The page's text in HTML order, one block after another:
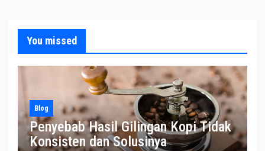
You missed
Blog
Penyebab Hasil Gilingan Kopi Tidak
Konsisten dan Solusinya